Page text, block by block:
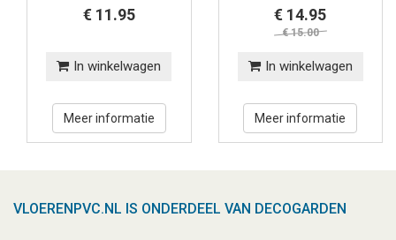
€ 11.95
In winkelwagen
Meer informatie
€ 14.95
€ 15.00
In winkelwagen
Meer informatie
VLOERENPVC.NL IS ONDERDEEL VAN DECOGARDEN